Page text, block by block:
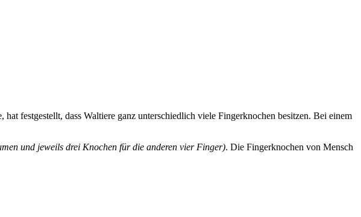
hat festgestellt, dass Waltiere ganz unterschiedlich viele Fingerknochen besitzen. Bei einem
und jeweils drei Knochen für die anderen vier Finger). Die Fingerknochen von Mensch